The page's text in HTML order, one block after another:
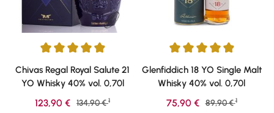
Durchschnittliche Bewertung von 4.91 von 5 Sternen
Chivas Regal Royal Salute 21
YO Whisky 40% vol. 0,70l
Verkaufspreis:
123,90 € Regulärer Preis:
134,90 € 1
Durchschnittliche Bewertung
Glenfiddich 18 YO Single Malt
Whisky 40% vol. 0,70l
Verkaufspreis:
75,90 € Regulärer Preis:
89,90 € 1